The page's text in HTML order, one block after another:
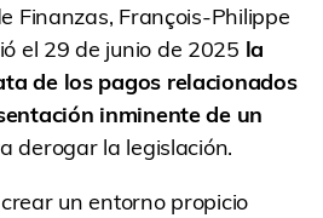
Finanzas, François-Philippe
el 29 de junio de 2025 la
de los pagos relacionados
inminente de un
derogar la legislación.
un entorno propicio